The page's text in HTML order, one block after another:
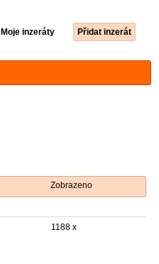
Moje inzeráty Přidat inzerát
Zobrazeno
1188 x